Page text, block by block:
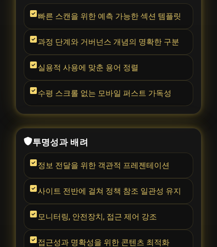
빠른 스캔을 위한 예측 가능한 섹션 템플릿
과정 단계와 거버넌스 개념의 명확한 구분
실용적 사용에 맞춘 용어 정렬
수평 스크롤 없는 모바일 퍼스트 가독성
투명성과 배려
정보 전달을 위한 객관적 프레젠테이션
사이트 전반에 걸쳐 정책 참조 일관성 유지
모니터링, 안전장치, 접근 제어 강조
접근성과 명확성을 위한 콘텐츠 최적화